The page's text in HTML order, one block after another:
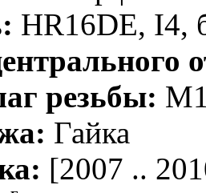
HR16DE, I4,
резьбы:
Гайка
[2007 ..